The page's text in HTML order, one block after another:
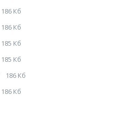
186 Кб
186 Кб
185 Кб
185 Кб
186 Кб
186 Кб